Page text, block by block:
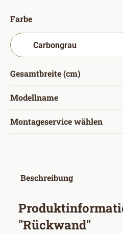
Farbeauswählen
Gesamtbreite (cm)
Modellnameauswählen
Montageservice wählen
Beschreibung
"Rückwand"